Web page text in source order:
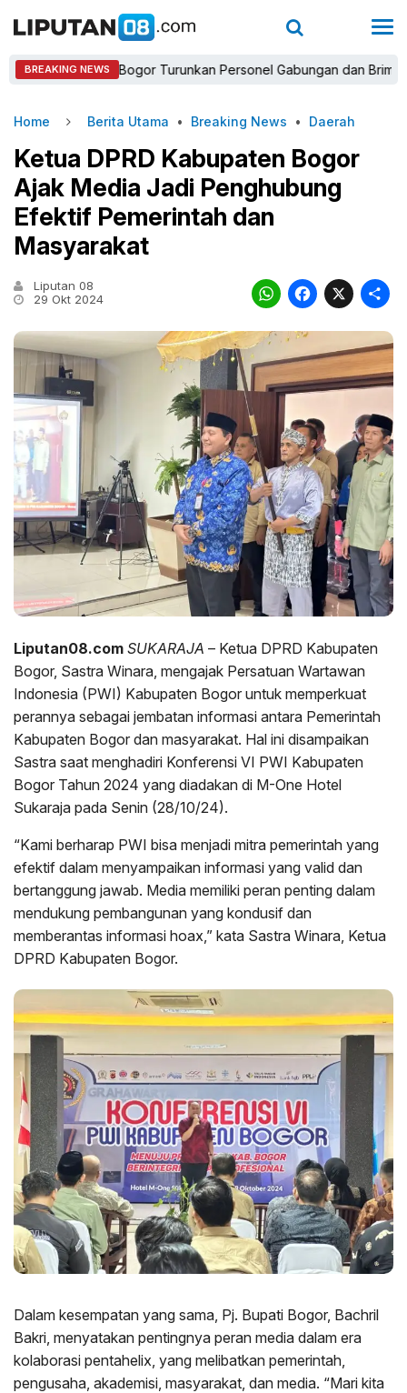
BREAKING NEWS
Kapolres Bogor Turunkan Personel Gabungan dan Brimob,
Home Berita Utama • Breaking News • Daerah
Ketua DPRD Kabupaten Bogor
Ajak Media Jadi Penghubung
Efektif Pemerintah dan
Masyarakat
Liputan 08
29 Okt 2024
X
Liputan08.com SUKARAJA – Ketua DPRD Kabupaten
Bogor, Sastra Winara, mengajak Persatuan Wartawan
Indonesia (PWI) Kabupaten Bogor untuk memperkuat
perannya sebagai jembatan informasi antara Pemerintah
Kabupaten Bogor dan masyarakat. Hal ini disampaikan
Sastra saat menghadiri Konferensi VI PWI Kabupaten
Bogor Tahun 2024 yang diadakan di M-One Hotel
Sukaraja pada Senin (28/10/24).
“Kami berharap PWI bisa menjadi mitra pemerintah yang
efektif dalam menyampaikan informasi yang valid dan
bertanggung jawab. Media memiliki peran penting dalam
mendukung pembangunan yang kondusif dan
memberantas informasi hoax,” kata Sastra Winara, Ketua
DPRD Kabupaten Bogor.
Dalam kesempatan yang sama, Pj. Bupati Bogor, Bachril
Bakri, menyatakan pentingnya peran media dalam era
kolaborasi pentahelix, yang melibatkan pemerintah,
pengusaha, akademisi, masyarakat, dan media. “Mari kita